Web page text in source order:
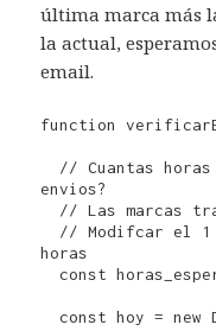
última marca más
la actual,
email.
function
envios?
horas